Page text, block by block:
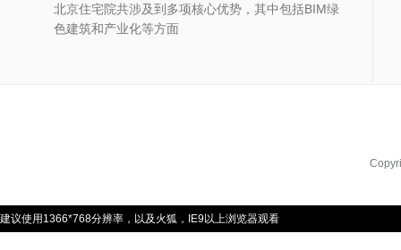
北京住宅院共涉及到多项核心优势，其中包括BIM绿
色建筑和产业化等方面
建议使用1366*768分辨率，以及火狐，IE9以上浏览器观看